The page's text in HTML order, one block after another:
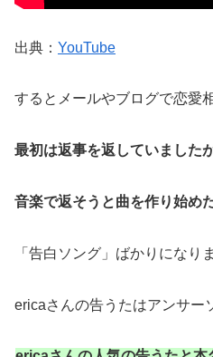
出典： YouTube
するとメールやブログで恋愛
最初は返事を返していました
音楽で返そうと曲を作り始め
「告白ソング」ばかりになり
ericaさんの告うたはアンサー